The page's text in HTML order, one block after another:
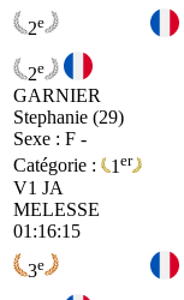
2e
2e
GARNIER
Stephanie (29)
Sexe : F -
Catégorie :
1 er
V1 JA
MELESSE
01:16:15
3e